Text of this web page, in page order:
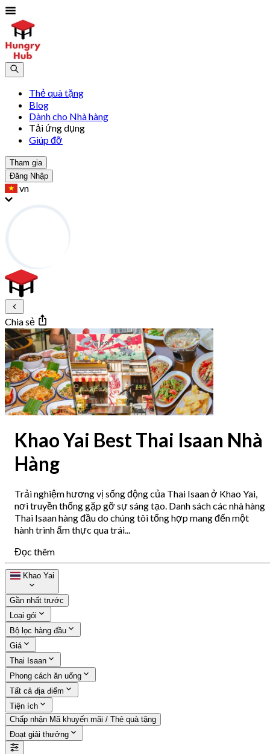
Thẻ quà tặng
Blog
Dành cho Nhà hàng
Tải ứng dụng
Giúp đỡ
Tham gia
Đăng Nhập
vn
Chia sẻ
Khao Yai Best Thai Isaan Nhà
Hàng
Trải nghiệm hương vị sống động của Thai Isaan ở Khao Yai,
nơi truyền thống gặp gỡ sự sáng tạo. Danh sách các nhà hàng
Thai Isaan hàng đầu do chúng tôi tổng hợp mang đến một
hành trình ẩm thực qua trái...
Đọc thêm
Khao Yai
Gần nhất trước
Loại gói
Bộ lọc hàng đầu
Giá
Thai Isaan
Phong cách ăn uống
Tất cả địa điểm
Tiện ích
Chấp nhận Mã khuyến mãi / Thẻ quà tặng
Đoạt giải thưởng